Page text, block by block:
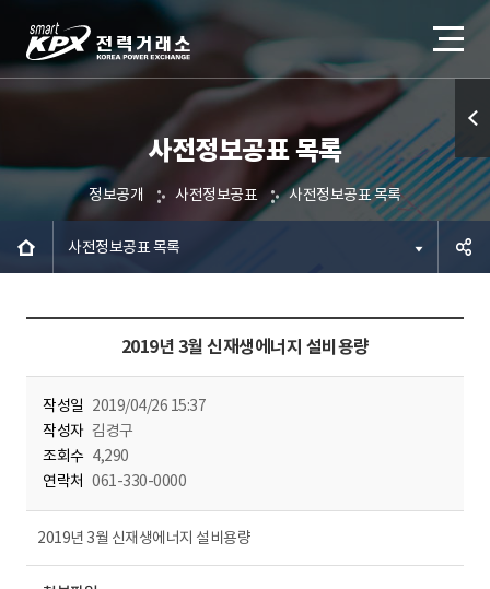
사전정보공표 목록
정보공개 사전정보공표 사전정보공표 목록
사전정보공표 목록
2019년 3월 신재생에너지 설비용량
작성일 2019/04/26 15:37
작성자 김경구
조회수 4,290
연락처 061-330-0000
2019년 3월 신재생에너지 설비용량
퀵메
뉴 열
기